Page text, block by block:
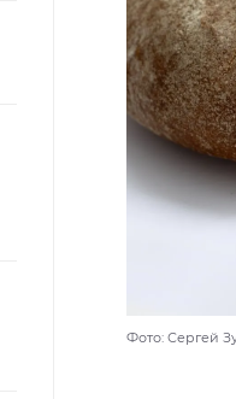
Фото: Сергей